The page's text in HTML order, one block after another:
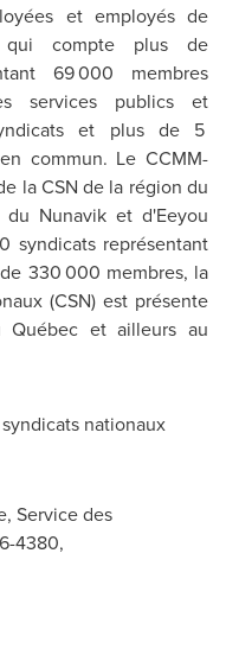
et employés de
qui compte plus de
69 000 membres
services publics et
et plus de 5
commun. Le CCMM-
la CSN de la région du
du Nunavik et d'Eeyou
syndicats représentant
330 000 membres, la
(CSN) est présente
Québec et ailleurs au
nationaux
Service des
4380,